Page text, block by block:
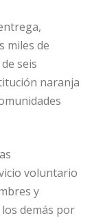
miles de
seis
naranja
voluntario
y
demás por